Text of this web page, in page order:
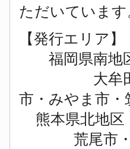
ただいています
【発行エリア】
福岡県南地
大牟田市
市・みやま市・
熊本県北地区
荒尾市・玉